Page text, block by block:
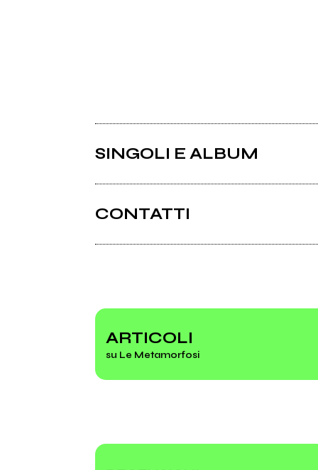
SINGOLI E ALBUM
2010
Nuovi Giorni
CONTATTI
ARTICOLI
su Le Metamorfosi